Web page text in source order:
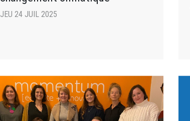
JEU 24 JUIL 2025